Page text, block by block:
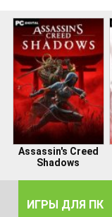
Assassin's Creed
Shadows
ИГРЫ ДЛЯ ПК